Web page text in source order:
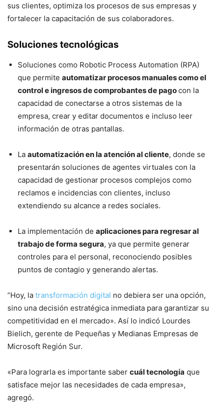
sus clientes, optimiza los procesos de sus empresas y
fortalecer la capacitación de sus colaboradores.
Soluciones tecnológicas
Soluciones como Robotic Process Automation (RPA)
que permite automatizar procesos manuales como el
control e ingresos de comprobantes de pagocon la
capacidad de conectarse a otros sistemas de la
empresa, crear y editar documentos e incluso leer
información de otras pantallas.
La automatización en la atención al cliente, donde se
presentarán soluciones de agentes virtuales con la
capacidad de gestionar procesos complejos como
reclamos e incidencias con clientes, incluso
extendiendo su alcance a redes sociales.
La implementación de aplicaciones para regresar al
trabajo de forma segura, ya que permite generar
controles para el personal, reconociendo posibles
puntos de contagio y generando alertas.
“Hoy, la transformación digital no debiera ser una opción,
sino una decisión estratégica inmediata para garantizar su
competitividad en el mercado». Así lo indicó Lourdes
Bielich, gerente de Pequeñas y Medianas Empresas de
Microsoft Región Sur.
«Para lograrla es importante saber cuál tecnología que
satisface mejor las necesidades de cada empresa»,
agregó.